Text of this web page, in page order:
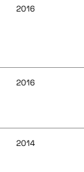
2016
2016
2014